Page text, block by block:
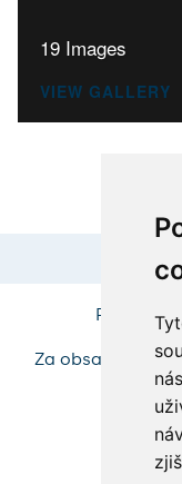
19 Images
VIEW GALLERY
Poslední
Za obsah